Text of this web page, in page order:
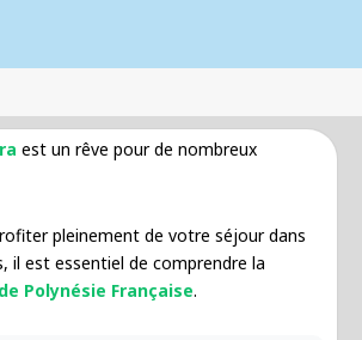
est un rêve pour de nombreux
pleinement de votre séjour dans
il est essentiel de comprendre la
Polynésie Française.